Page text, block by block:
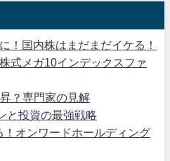
！国内株はまだまだイケる！
式メガ10インデックスファ
？専門家の見解
と投資の最強戦略
オンワードホールディング